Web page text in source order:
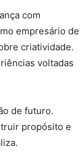
com
empresário de
criatividade.
voltadas
de futuro.
propósito e